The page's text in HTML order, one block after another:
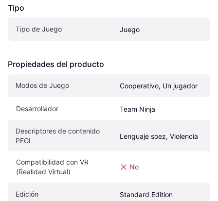
Tipo
Tipo de Juego Juego
Propiedades del producto
Modos de Juego Cooperativo, Un jugador
Desarrollador Team Ninja
Descriptores de contenido
PEGI
Lenguaje soez, Violencia
Compatibilidad con VR
(Realidad Virtual)
No
Edición Standard Edition